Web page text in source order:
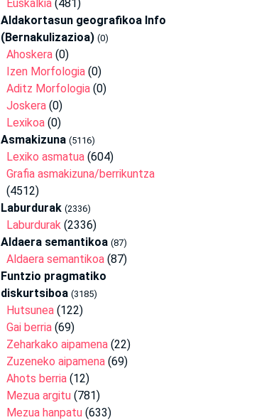
Euskalkia (481)
Aldakortasun geografikoa Info
(Bernakulizazioa) (0)
Ahoskera (0)
Izen Morfologia (0)
Aditz Morfologia (0)
Joskera (0)
Lexikoa (0)
Asmakizuna (5116)
Lexiko asmatua (604)
Grafia asmakizuna/berrikuntza
(4512)
Laburdurak (2336)
Laburdurak (2336)
Aldaera semantikoa (87)
Aldaera semantikoa (87)
Funtzio pragmatiko
diskurtsiboa (3185)
Hutsunea (122)
Gai berria (69)
Zeharkako aipamena (22)
Zuzeneko aipamena (69)
Ahots berria (12)
Mezua argitu (781)
Mezua hanpatu (633)